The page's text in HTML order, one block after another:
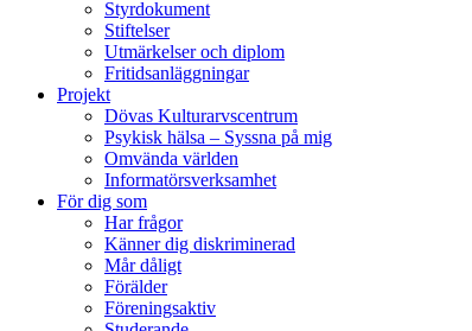
Styrdokument
Stiftelser
Utmärkelser och diplom
Fritidsanläggningar
Projekt
Dövas Kulturarvscentrum
Psykisk hälsa – Syssna på mig
Omvända världen
Informatörsverksamhet
För dig som
Har frågor
Känner dig diskriminerad
Mår dåligt
Förälder
Föreningsaktiv